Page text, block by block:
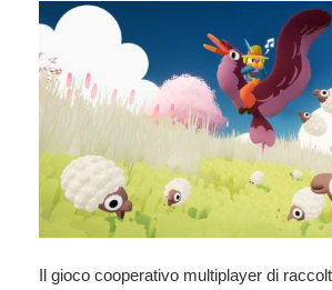
Il gioco cooperativo multiplayer di